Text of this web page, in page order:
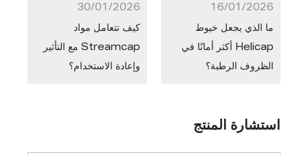
16/01/2026
ما الذي يجعل خيوط
Helicap أكثر أمانًا في
الظروف الرطبة؟
30/01/2026
كيف تتعامل مواد
Streamcap مع التأثير
وإعادة الاستخدام؟
استشارة المنتج